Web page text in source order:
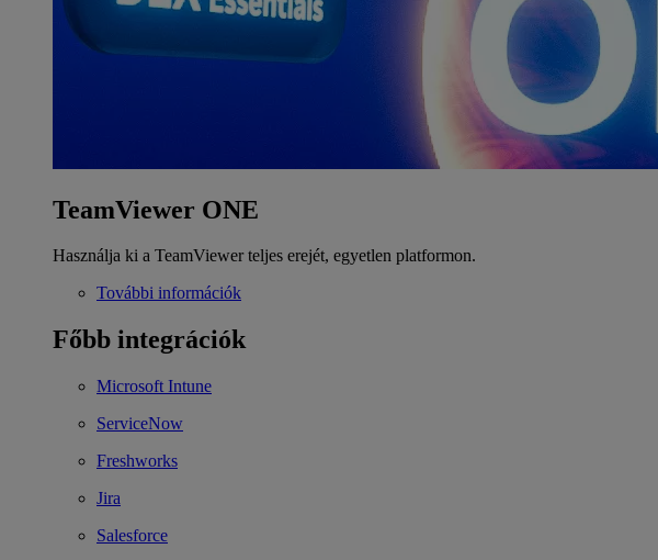
TeamViewer ONE
Használja ki a TeamViewer teljes erejét, egyetlen platformon.
További információk
Főbb integrációk
Microsoft Intune
ServiceNow
Freshworks
Jira
Salesforce